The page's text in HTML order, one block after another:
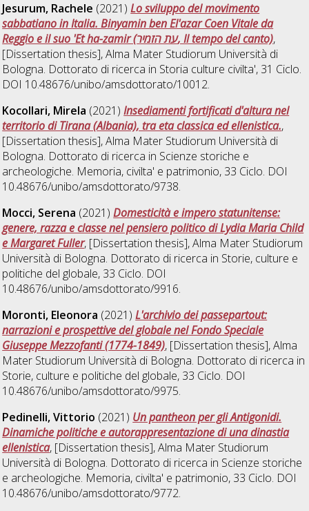
Jesurum, Rachele (2021)Lo sviluppo del movimento
sabbatiano in Italia. Binyamin ben El'azar Coen Vitale da
Reggio e il suo 'Et ha-zamir (עת הזמיר, Il tempo del canto),
[Dissertation thesis], Alma Mater Studiorum Università di
Bologna. Dottorato di ricerca in Storia culture civilta', 31 Ciclo.
DOI 10.48676/unibo/amsdottorato/10012.
Kocollari, Mirela (2021)Insediamenti fortificati d'altura nel
territorio di Tirana (Albania), tra eta classica ed ellenistica.,
[Dissertation thesis], Alma Mater Studiorum Università di
Bologna. Dottorato di ricerca in Scienze storiche e
archeologiche. Memoria, civilta' e patrimonio, 33 Ciclo. DOI
10.48676/unibo/amsdottorato/9738.
Mocci, Serena (2021)Domesticità e impero statunitense:
genere, razza e classe nel pensiero politico di Lydia Maria Child
e Margaret Fuller, [Dissertation thesis], Alma Mater Studiorum
Università di Bologna. Dottorato di ricerca in Storie, culture e
politiche del globale, 33 Ciclo. DOI
10.48676/unibo/amsdottorato/9916.
Moronti, Eleonora (2021)L'archivio dei passepartout:
narrazioni e prospettive del globale nel Fondo Speciale
Giuseppe Mezzofanti (1774-1849), [Dissertation thesis], Alma
Mater Studiorum Università di Bologna. Dottorato di ricerca in
Storie, culture e politiche del globale, 33 Ciclo. DOI
10.48676/unibo/amsdottorato/9975.
Pedinelli, Vittorio (2021) Un pantheon per gli Antigonidi.
Dinamiche politiche e autorappresentazione di una dinastia
ellenistica, [Dissertation thesis], Alma Mater Studiorum
Università di Bologna. Dottorato di ricerca in Scienze storiche
e archeologiche. Memoria, civilta' e patrimonio, 33 Ciclo. DOI
10.48676/unibo/amsdottorato/9772.